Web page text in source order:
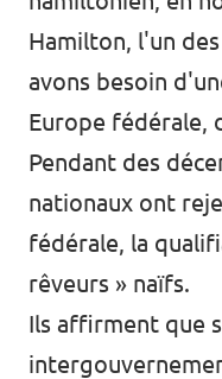
Hamilton, l'un
avons besoin
Europe fédérale,
Pendant des
nationaux ont
fédérale, la
rêveurs » naïfs.
Ils affirment que